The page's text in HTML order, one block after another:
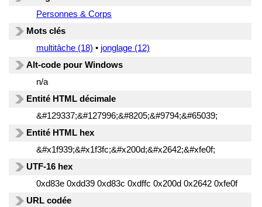
Personnes & Corps
Mots clés
multitâche (18) • jonglage (12)
Alt-code pour Windows
n/a
Entité HTML décimale
&#129337;&#127996;&#8205;&#9794;&#65039;
Entité HTML hex
&#x1f939;&#x1f3fc;&#x200d;&#x2642;&#xfe0f;
UTF-16 hex
0xd83e 0xdd39 0xd83c 0xdffc 0x200d 0x2642 0xfe0f
URL codée